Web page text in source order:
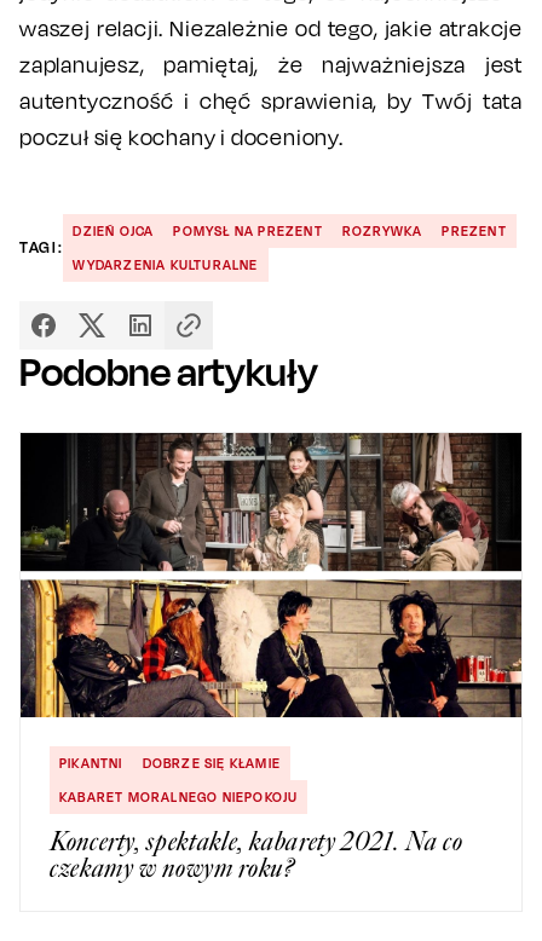
waszej relacji. Niezależnie od tego, jakie atrakcje
zaplanujesz, pamiętaj, że najważniejsza jest
autentyczność i chęć sprawienia, by Twój tata
poczuł się kochany i doceniony.
TAGI:
DZIEŃ OJCA POMYSŁ NA PREZENT ROZRYWKA
PREZENT
WYDARZENIA KULTURALNE
Podobne artykuły
PIKANTNI
DOBRZE SIĘ KŁAMIE
KABARET MORALNEGO NIEPOKOJU
Koncerty, spektakle, kabarety 2021. Na co
czekamy w nowym roku?